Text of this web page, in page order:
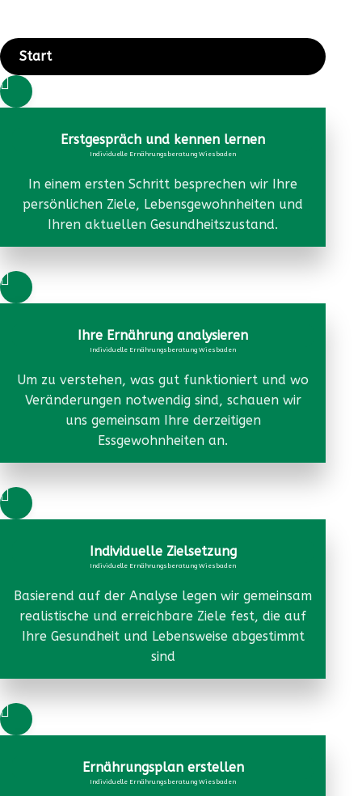
Start

Erstgespräch und kennen lernen
Individuelle Ernährungsberatung Wiesbaden
In einem ersten Schritt besprechen wir Ihre
persönlichen Ziele, Lebensgewohnheiten und
Ihren aktuellen Gesundheitszustand.

Ihre Ernährung analysieren
Individuelle Ernährungsberatung Wiesbaden
Um zu verstehen, was gut funktioniert und wo
Veränderungen notwendig sind, schauen wir
uns gemeinsam Ihre derzeitigen
Essgewohnheiten an.

Individuelle Zielsetzung
Individuelle Ernährungsberatung Wiesbaden
Basierend auf der Analyse legen wir gemeinsam
realistische und erreichbare Ziele fest, die auf
Ihre Gesundheit und Lebensweise abgestimmt
sind

Ernährungsplan erstellen
Individuelle Ernährungsberatung Wiesbaden